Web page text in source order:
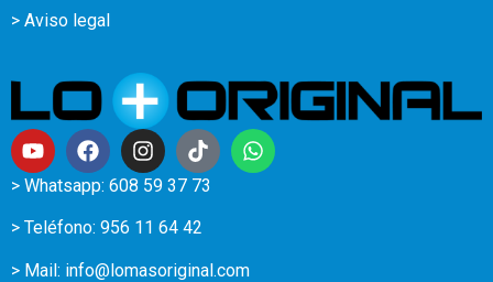
> Aviso legal
> Whatsapp: 608 59 37 73
> Teléfono: 956 11 64 42
> Mail: info@lomasoriginal.com